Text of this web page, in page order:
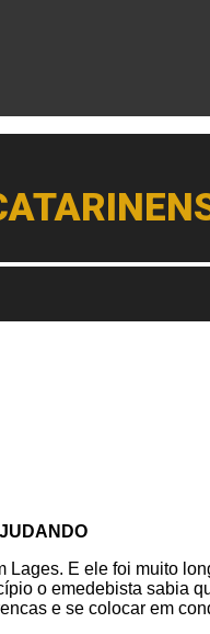
E ele foi muito
o emedebista sabia
e se colocar em